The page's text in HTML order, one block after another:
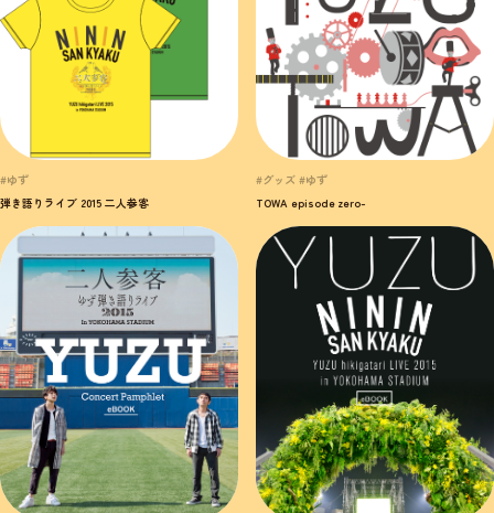
#ゆず
弾き語りライブ 2015 二人参客
#グッズ #ゆず
TOWA episode zero-